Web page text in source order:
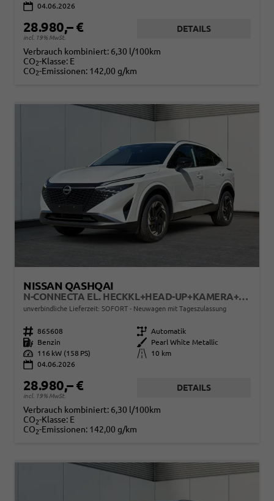
04.06.2026
28.980,– €
incl. 19% MwSt.
DETAILS
Verbrauch kombiniert: 6,30 l/100km
CO2-Klasse: E
CO2-Emissionen: 142,00 g/km
NISSAN QASHQAI
N-CONNECTA EL. HECKKL+HEAD-UP+KAMERA+ACC+PDC+SHZ+LED
unverbindliche Lieferzeit: SOFORT Neuwagen mit Tageszulassung
Fahrzeugnr. 865608 Getriebe Automatik
Kraftstoff
Benzin Außenfarbe
Pearl White Metallic
Leistung
116 kW (158 PS) Kilometerstand
10 km
04.06.2026
28.980,– €
incl. 19% MwSt.
DETAILS
Verbrauch kombiniert: 6,30 l/100km
CO2-Klasse: E
CO2-Emissionen: 142,00 g/km